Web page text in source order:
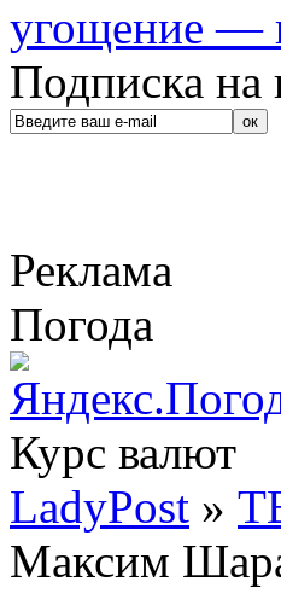
угощение —
Подписка на
Реклама
Погода
Курс валют
LadyPost »
Максим